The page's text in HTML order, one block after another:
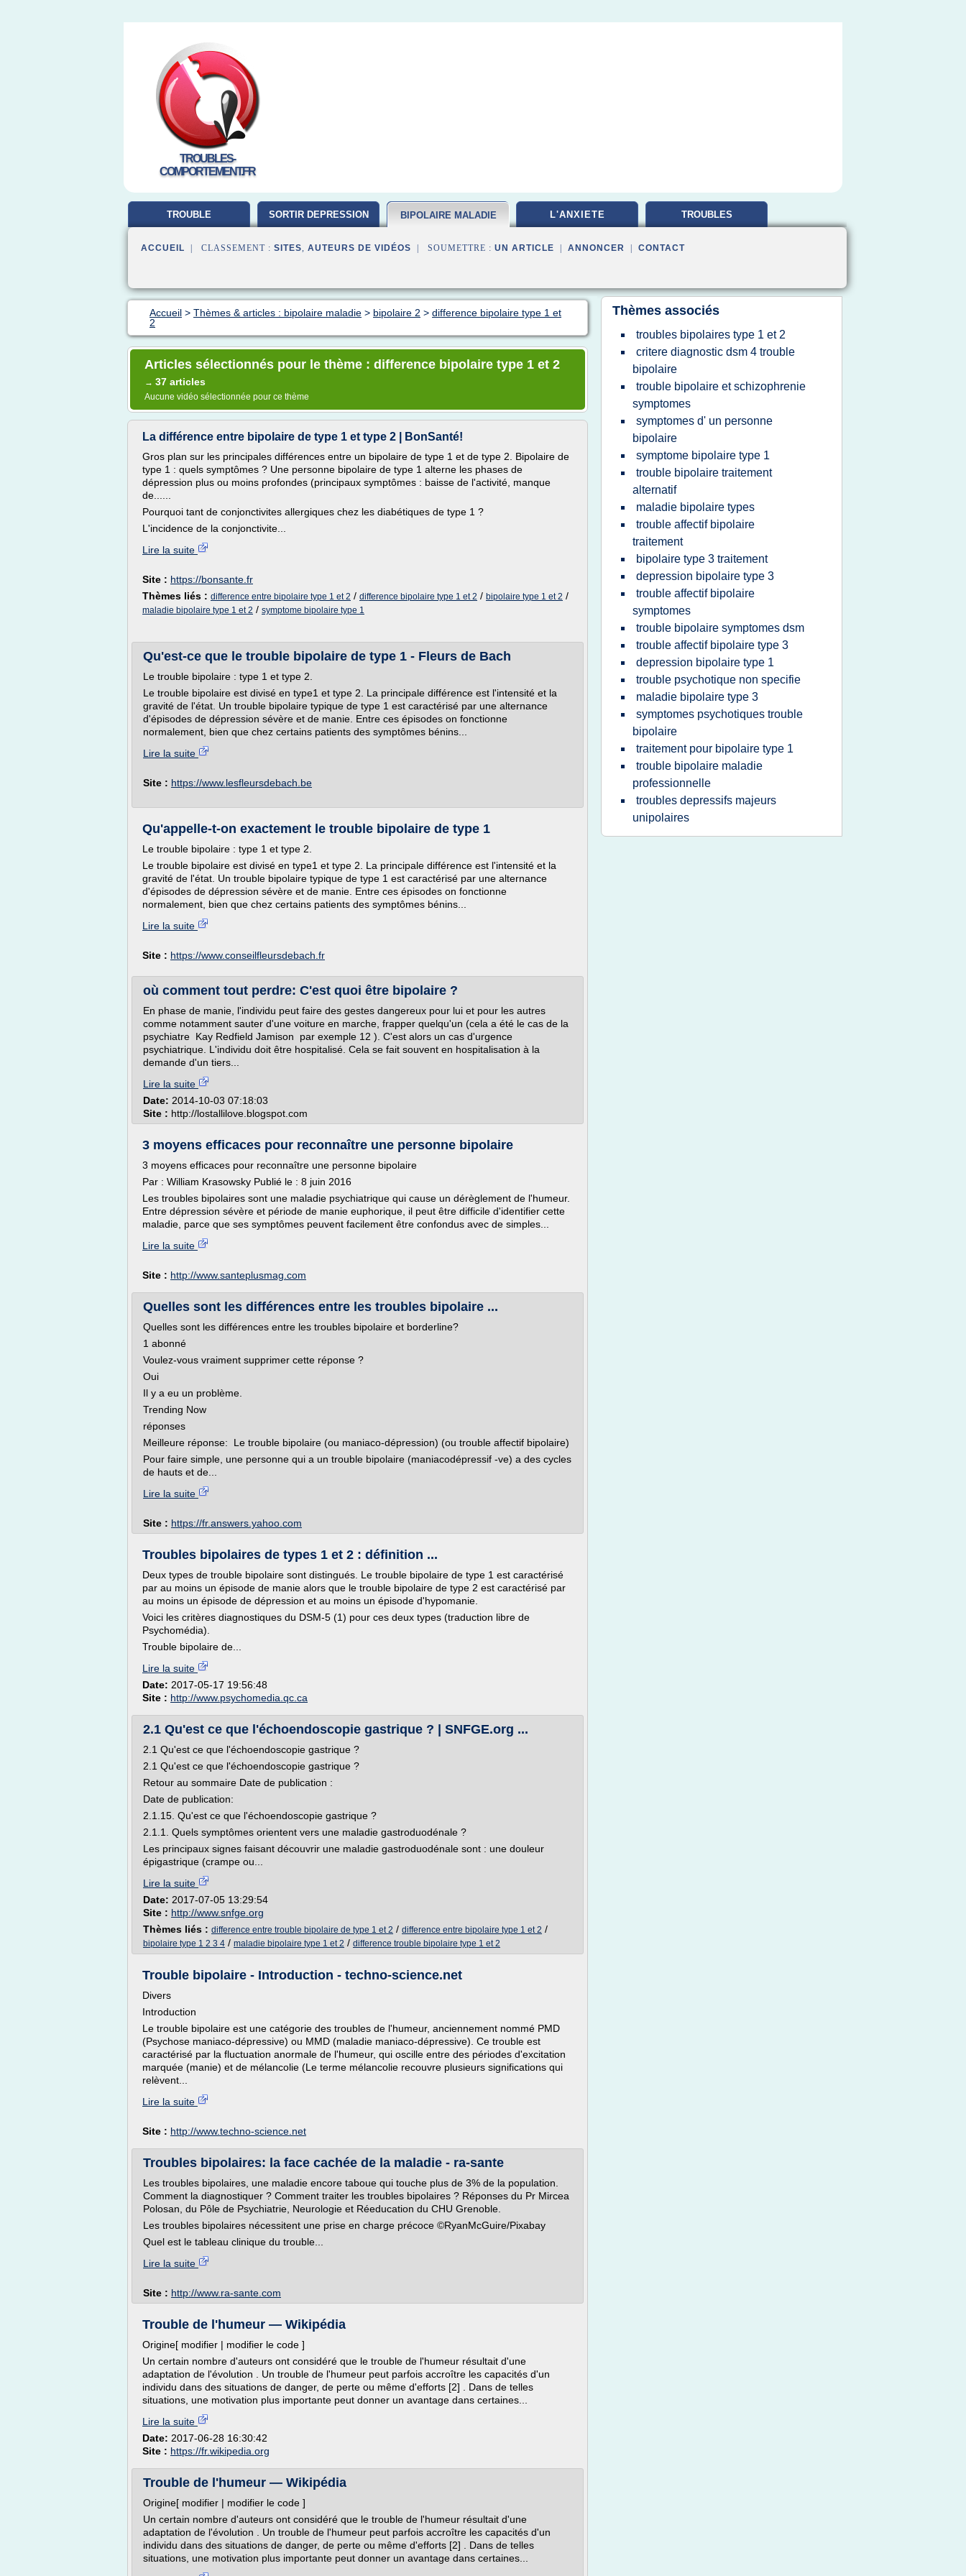
TROUBLES-
COMPORTEMENT.FR
TROUBLE SORTIR DEPRESSION BIPOLAIRE MALADIE L'ANXIETE TROUBLES
ACCUEIL | CLASSEMENT : SITES, AUTEURS DE VIDÉOS | SOUMETTRE : UN ARTICLE ANNONCER CONTACT
Accueil > Thèmes & articles : bipolaire maladie > bipolaire 2 > difference bipolaire type 1 et
2
Articles sélectionnés pour le thème : difference bipolaire type 1 et 2
→ 37 articles
Aucune vidéo sélectionnée pour ce thème
La différence entre bipolaire de type 1 et type 2 | BonSanté!
Gros plan sur les principales différences entre un bipolaire de type 1 et de type 2. Bipolaire de
type 1 : quels symptômes ? Une personne bipolaire de type 1 alterne les phases de
dépression plus ou moins profondes (principaux symptômes : baisse de l'activité, manque
de......
Pourquoi tant de conjonctivites allergiques chez les diabétiques de type 1 ?
L'incidence de la conjonctivite...
Lire la suite
Site : https://bonsante.fr
Thèmes liés : difference entre bipolaire type 1 et 2 / difference bipolaire type 1 et 2 / bipolaire type 1 et 2 /
maladie bipolaire type 1 et 2 / symptome bipolaire type 1
Qu'est-ce que le trouble bipolaire de type 1 - Fleurs de Bach
Le trouble bipolaire : type 1 et type 2.
Le trouble bipolaire est divisé en type1 et type 2. La principale différence est l'intensité et la
gravité de l'état. Un trouble bipolaire typique de type 1 est caractérisé par une alternance
d'épisodes de dépression sévère et de manie. Entre ces épisodes on fonctionne
normalement, bien que chez certains patients des symptômes bénins...
Lire la suite
Site : https://www.lesfleursdebach.be
Qu'appelle-t-on exactement le trouble bipolaire de type 1
Le trouble bipolaire : type 1 et type 2.
Le trouble bipolaire est divisé en type1 et type 2. La principale différence est l'intensité et la
gravité de l'état. Un trouble bipolaire typique de type 1 est caractérisé par une alternance
d'épisodes de dépression sévère et de manie. Entre ces épisodes on fonctionne
normalement, bien que chez certains patients des symptômes bénins...
Lire la suite
Site : https://www.conseilfleursdebach.fr
où comment tout perdre: C'est quoi être bipolaire ?
En phase de manie, l'individu peut faire des gestes dangereux pour lui et pour les autres
comme notamment sauter d'une voiture en marche, frapper quelqu'un (cela a été le cas de la
psychiatre Kay Redfield Jamison par exemple 12 ). C'est alors un cas d'urgence
psychiatrique. L'individu doit être hospitalisé. Cela se fait souvent en hospitalisation à la
demande d'un tiers...
Lire la suite
Date: 2014-10-03 07:18:03
Site : http://lostallilove.blogspot.com
3 moyens efficaces pour reconnaître une personne bipolaire
3 moyens efficaces pour reconnaître une personne bipolaire
Par : William Krasowsky Publié le : 8 juin 2016
Les troubles bipolaires sont une maladie psychiatrique qui cause un dérèglement de l'humeur.
Entre dépression sévère et période de manie euphorique, il peut être difficile d'identifier cette
maladie, parce que ses symptômes peuvent facilement être confondus avec de simples...
Lire la suite
Site : http://www.santeplusmag.com
Quelles sont les différences entre les troubles bipolaire ...
Quelles sont les différences entre les troubles bipolaire et borderline?
1 abonné
Voulez-vous vraiment supprimer cette réponse ?
Oui
Il y a eu un problème.
Trending Now
réponses
Meilleure réponse: Le trouble bipolaire (ou maniaco-dépression) (ou trouble affectif bipolaire)
Pour faire simple, une personne qui a un trouble bipolaire (maniacodépressif -ve) a des cycles
de hauts et de...
Lire la suite
Site : https://fr.answers.yahoo.com
Troubles bipolaires de types 1 et 2 : définition ...
Deux types de trouble bipolaire sont distingués. Le trouble bipolaire de type 1 est caractérisé
par au moins un épisode de manie alors que le trouble bipolaire de type 2 est caractérisé par
au moins un épisode de dépression et au moins un épisode d'hypomanie.
Voici les critères diagnostiques du DSM-5 (1) pour ces deux types (traduction libre de
Psychomédia).
Trouble bipolaire de...
Lire la suite
Date: 2017-05-17 19:56:48
Site : http://www.psychomedia.qc.ca
2.1 Qu'est ce que l'échoendoscopie gastrique ? | SNFGE.org ...
2.1 Qu'est ce que l'échoendoscopie gastrique ?
2.1 Qu'est ce que l'échoendoscopie gastrique ?
Retour au sommaire Date de publication :
Date de publication:
2.1.15. Qu'est ce que l'échoendoscopie gastrique ?
2.1.1. Quels symptômes orientent vers une maladie gastroduodénale ?
Les principaux signes faisant découvrir une maladie gastroduodénale sont : une douleur
épigastrique (crampe ou...
Lire la suite
Date: 2017-07-05 13:29:54
Site : http://www.snfge.org
Thèmes liés : difference entre trouble bipolaire de type 1 et 2 / difference entre bipolaire type 1 et 2 /
bipolaire type 1 2 3 4 / maladie bipolaire type 1 et 2 / difference trouble bipolaire type 1 et 2
Trouble bipolaire - Introduction - techno-science.net
Divers
Introduction
Le trouble bipolaire est une catégorie des troubles de l'humeur, anciennement nommé PMD
(Psychose maniaco-dépressive) ou MMD (maladie maniaco-dépressive). Ce trouble est
caractérisé par la fluctuation anormale de l'humeur, qui oscille entre des périodes d'excitation
marquée (manie) et de mélancolie (Le terme mélancolie recouvre plusieurs significations qui
relèvent...
Lire la suite
Site : http://www.techno-science.net
Troubles bipolaires: la face cachée de la maladie - ra-sante
Les troubles bipolaires, une maladie encore taboue qui touche plus de 3% de la population.
Comment la diagnostiquer ? Comment traiter les troubles bipolaires ? Réponses du Pr Mircea
Polosan, du Pôle de Psychiatrie, Neurologie et Réeducation du CHU Grenoble.
Les troubles bipolaires nécessitent une prise en charge précoce ©RyanMcGuire/Pixabay
Quel est le tableau clinique du trouble...
Lire la suite
Site : http://www.ra-sante.com
Trouble de l'humeur — Wikipédia
Origine[ modifier | modifier le code ]
Un certain nombre d'auteurs ont considéré que le trouble de l'humeur résultait d'une
adaptation de l'évolution . Un trouble de l'humeur peut parfois accroître les capacités d'un
individu dans des situations de danger, de perte ou même d'efforts [2] . Dans de telles
situations, une motivation plus importante peut donner un avantage dans certaines...
Lire la suite
Date: 2017-06-28 16:30:42
Site : https://fr.wikipedia.org
Trouble de l'humeur — Wikipédia
Origine[ modifier | modifier le code ]
Un certain nombre d'auteurs ont considéré que le trouble de l'humeur résultait d'une
adaptation de l'évolution . Un trouble de l'humeur peut parfois accroître les capacités d'un
individu dans des situations de danger, de perte ou même d'efforts [2] . Dans de telles
situations, une motivation plus importante peut donner un avantage dans certaines...
Thèmes associés
troubles bipolaires type 1 et 2
critere diagnostic dsm 4 trouble
bipolaire
trouble bipolaire et schizophrenie
symptomes
symptomes d' un personne
bipolaire
symptome bipolaire type 1
trouble bipolaire traitement
alternatif
maladie bipolaire types
trouble affectif bipolaire
traitement
bipolaire type 3 traitement
depression bipolaire type 3
trouble affectif bipolaire
symptomes
trouble bipolaire symptomes dsm
trouble affectif bipolaire type 3
depression bipolaire type 1
trouble psychotique non specifie
maladie bipolaire type 3
symptomes psychotiques trouble
bipolaire
traitement pour bipolaire type 1
trouble bipolaire maladie
professionnelle
troubles depressifs majeurs
unipolaires